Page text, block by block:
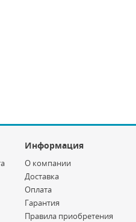
Информация
О компании
Доставка
Оплата
Гарантия
Правила приобретения